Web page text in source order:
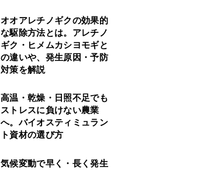
オオアレチノギクの効果的
な駆除方法とは。アレチノ
ギク・ヒメムカシヨモギと
の違いや、発生原因・予防
対策を解説
高温・乾燥・日照不足でも
ストレスに負けない農業
へ。バイオスティミュラン
ト資材の選び方
気候変動で早く・長く発生